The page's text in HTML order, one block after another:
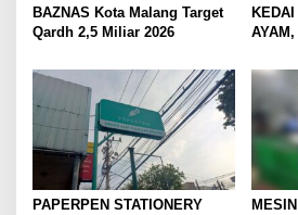
BAZNAS Kota Malang Target
Qardh 2,5 Miliar 2026
SAJA
PAPERPEN STATIONERY